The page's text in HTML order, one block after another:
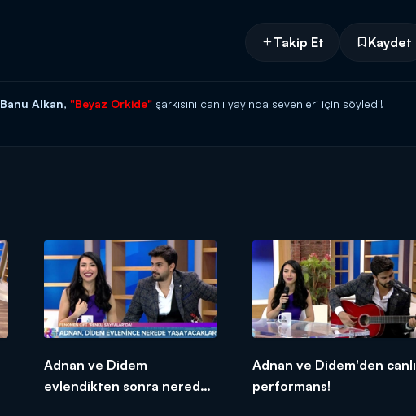
Takip Et Kaydet
Banu Alkan, "Beyaz Orkide" şarkısını canlı yayında sevenleri için söyledi!
Adnan ve Didem
evlendikten sonra nerede
Adnan ve Didem'den canlı
performans!